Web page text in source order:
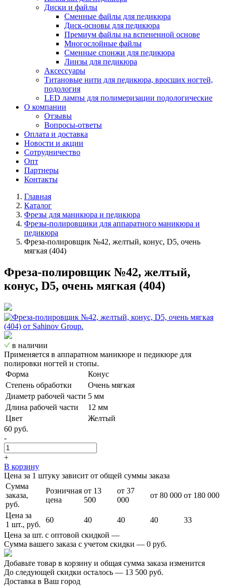
Диски и файлы
Сменные файлы для педикюра
Диск-основы для педикюра
Премиум файлы на вспененной основе
Многослойные файлы
Сменные спонжи для педикюра
Линзы для педикюра
Аксессуары
Титановые нити для педикюра, вросших ногтей,
подология
LED лампы для полимеризации подологические
О компании
Отзывы
Вопросы-ответы
Оплата и доставка
Новости и акции
Сотрудничество
Опт
Партнеры
Контакты
Главная
Каталог
Фрезы для маникюра и педикюра
Фрезы-полировщики для аппаратного маникюра и
педикюра
Фреза-полировщик №42, желтый, конус, D5, очень
мягкая (404)
Фреза-полировщик №42, желтый,
конус, D5, очень мягкая (404)
в наличии
Применяется в аппаратном маникюре и педикюре для
полировки ногтей и стопы.
Форма
Конус
Степень обработки
Очень мягкая
Диаметр рабочей части 5 мм
Длина рабочей части
12 мм
Цвет
Желтый
60 руб.
-
+
В корзину
Цена за 1 штуку зависит от общей суммы заказа
Сумма
заказа,
руб.
Розничная
цена
от 13
500
от 37
000
от 80 000 от 180 000
Цена за
1 шт., руб.
60 40 40 40
33
Цена за шт. с оптовой скидкой —
Сумма вашего заказа с учетом скидки — 0 руб.
Добавьте товар в корзину и общая сумма заказа изменится
До следующей скидки осталось — 13 500 руб.
Доставка в Ваш город